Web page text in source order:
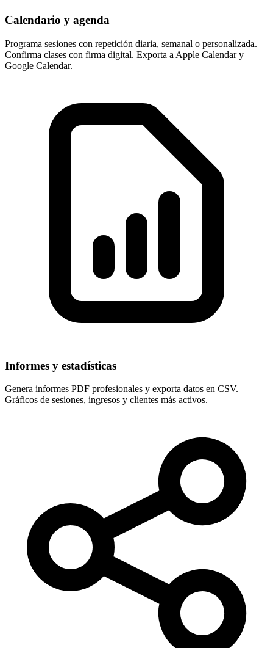
Calendario y agenda
Programa sesiones con repetición diaria, semanal o personalizada.
Confirma clases con firma digital. Exporta a Apple Calendar y
Google Calendar.
Informes y estadísticas
Genera informes PDF profesionales y exporta datos en CSV.
Gráficos de sesiones, ingresos y clientes más activos.